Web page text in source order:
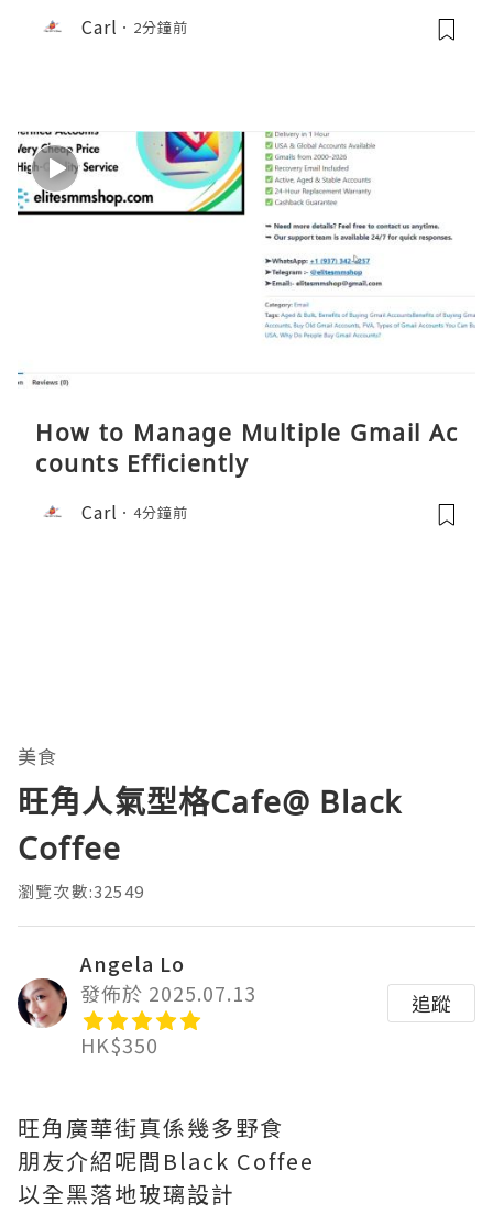
Carl 2分鐘前
How to Manage Multiple Gmail Ac
counts Efficiently
Carl 4分鐘前
美食
旺角人氣型格Cafe@ Black
Coffee
瀏覽次數:32549
Angela Lo
發佈於 2025.07.13
HK$350
追蹤
旺角廣華街真係幾多野食
朋友介紹呢間Black Coffee
以全黑落地玻璃設計